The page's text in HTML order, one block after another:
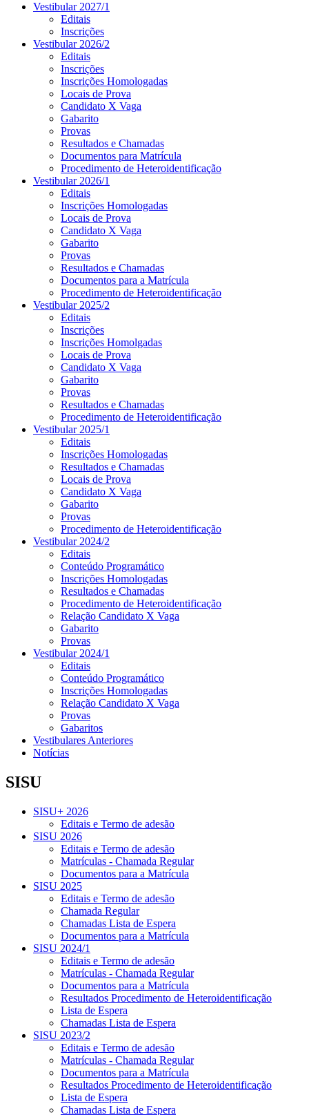
Vestibular 2027/1
Editais
Inscrições
Vestibular 2026/2
Editais
Inscrições
Inscrições Homologadas
Locais de Prova
Candidato X Vaga
Gabarito
Provas
Resultados e Chamadas
Documentos para Matrícula
Procedimento de Heteroidentificação
Vestibular 2026/1
Editais
Inscrições Homologadas
Locais de Prova
Candidato X Vaga
Gabarito
Provas
Resultados e Chamadas
Documentos para a Matrícula
Procedimento de Heteroidentificação
Vestibular 2025/2
Editais
Inscrições
Inscrições Homolgadas
Locais de Prova
Candidato X Vaga
Gabarito
Provas
Resultados e Chamadas
Procedimento de Heteroidentificação
Vestibular 2025/1
Editais
Inscrições Homologadas
Resultados e Chamadas
Locais de Prova
Candidato X Vaga
Gabarito
Provas
Procedimento de Heteroidentificação
Vestibular 2024/2
Editais
Conteúdo Programático
Inscrições Homologadas
Resultados e Chamadas
Procedimento de Heteroidentificação
Relação Candidato X Vaga
Gabarito
Provas
Vestibular 2024/1
Editais
Conteúdo Programático
Inscrições Homologadas
Relação Candidato X Vaga
Provas
Gabaritos
Vestibulares Anteriores
Notícias
SISU
SISU+ 2026
Editais e Termo de adesão
SISU 2026
Editais e Termo de adesão
Matrículas - Chamada Regular
Documentos para a Matrícula
SISU 2025
Editais e Termo de adesão
Chamada Regular
Chamadas Lista de Espera
Documentos para a Matrícula
SISU 2024/1
Editais e Termo de adesão
Matrículas - Chamada Regular
Documentos para a Matrícula
Resultados Procedimento de Heteroidentificação
Lista de Espera
Chamadas Lista de Espera
SISU 2023/2
Editais e Termo de adesão
Matrículas - Chamada Regular
Documentos para a Matrícula
Resultados Procedimento de Heteroidentificação
Lista de Espera
Chamadas Lista de Espera